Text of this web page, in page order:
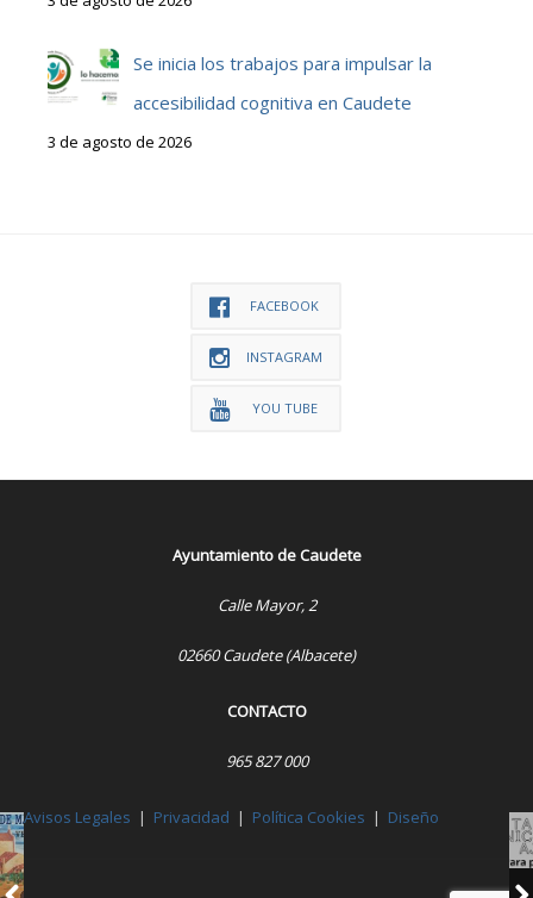
Se inicia los trabajos para impulsar la
accesibilidad cognitiva en Caudete
3 de agosto de 2026
FACEBOOK
INSTAGRAM
YOU TUBE
Ayuntamiento de Caudete
Calle Mayor, 2
02660 Caudete (Albacete)
CONTACTO
965 827 000
Avisos Legales | Privacidad | Política Cookies | Diseño